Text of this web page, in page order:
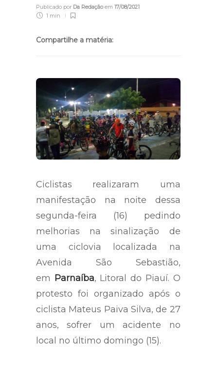
Publicado por Da Redaçãoem 17/08/2021
1 min
Compartilhe a matéria:
Ciclistas realizaram uma
manifestação na noite dessa
segunda-feira (16) pedindo
melhorias na sinalização de
uma ciclovia localizada na
Avenida São Sebastião,
em Parnaíba, Litoral do Piauí. O
protesto foi organizado após o
ciclista Mateus Paiva Silva, de 27
anos, sofrer um acidente no
local no último domingo (15).